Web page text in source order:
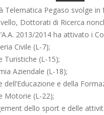
Telematica Pegaso svolge
Dottorati di Ricerca
2013/2014 ha attivato i
Civile (L-7);
(L-15);
Aziendale (L-18);
e della
(L-22);
dello sport e delle